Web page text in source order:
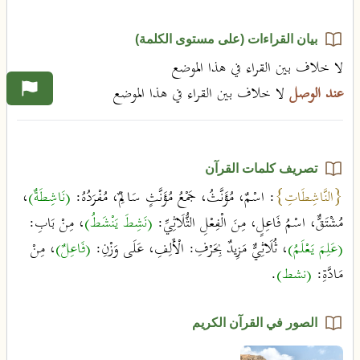
بيان القراءات (على مستوى الكلمة)
لا خلاف بين القراء في هذا الموضع
عند الوصللا خلاف بين القراء في هذا الموضع
تصريف كلمات القرآن
{النَّاشِطَاتِ}: اسْمٌ، مُؤَنَّثُ، جَمْعُ مُؤَنَّثٍ سَالِمٌ، مُفْرَدُهُ: (نَاشِطَةٌ)،
مُشْتَقٌّ، اسْمُ فَاعِلٍ، مِنَ الْفِعْلِ الثُّلَاثِيِّ: (نَشِطَ يَنْشَطُ)، مِنْ بَابِ:
(عَلِمَ يَعْلَمُ)، ثُلَاثِيٌّ مَزِيدٌ بِحَرْفِ: الْأَلِفِ، عَلَى وَزْنِ: (فَاعِلٌ)، مِنْ
مَادَّةِ: (نشط).
الصور في القرآن الكريم